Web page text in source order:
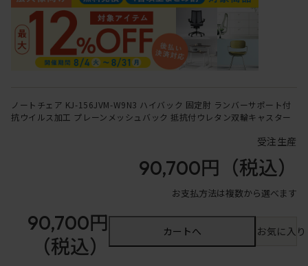
ノートチェア KJ-156JVM-W9N3 ハイバック 固定肘 ランバーサポート付
抗ウイルス加工 プレーンメッシュバック 抵抗付ウレタン双輪キャスター
受注生産
90,700円 （税込）
お支払方法は複数から選べます
90,700円
（税込）
カートへ お気に入